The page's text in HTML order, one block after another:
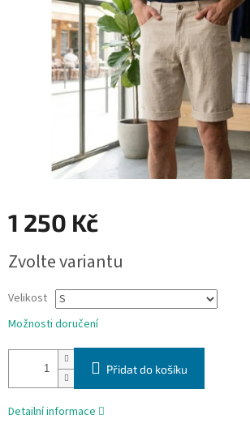
1 250 Kč
cena:
Zvolte variantu
Velikost
Možnosti doručení
Přidat do košíku
Detailní informace